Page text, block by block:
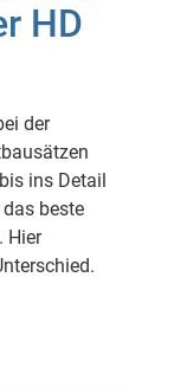
HD
der
ins Detail
beste
Hier